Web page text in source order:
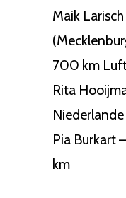
Maik
700 km
Rita
Pia Burkart
km